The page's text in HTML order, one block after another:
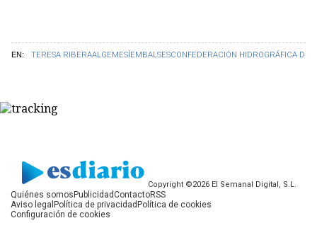
EN: TERESA RIBERAALGEMESÍEMBALSESCONFEDERACIÓN HIDROGRÁFICA DEL
Copyright ©2026 El Semanal Digital, S.L.
Quiénes somos PublicidadContactoRSS
Aviso legal Política de privacidad Política de cookies
Configuración de cookies